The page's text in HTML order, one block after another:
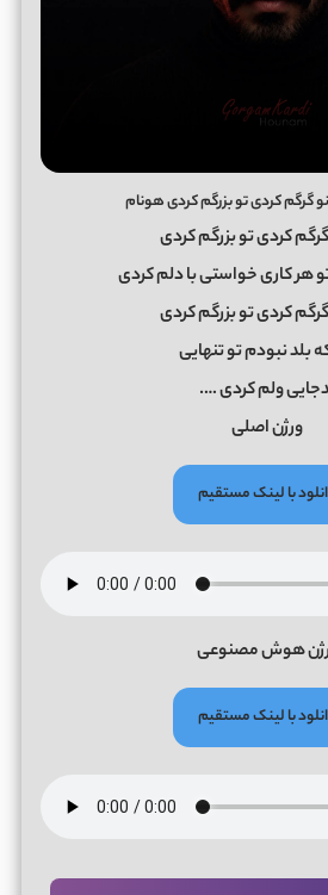
گرگم کردی تو بزرگم کردی هونام
کردی تو بزرگم کردی
هر کاری خواستی با دلم کردی
کردی تو بزرگم کردی
بلد نبودم تو تنهایی
ولم کردی ….
ورژن اصلی
با لینک مستقیم
هوش مصنوعی
با لینک مستقیم